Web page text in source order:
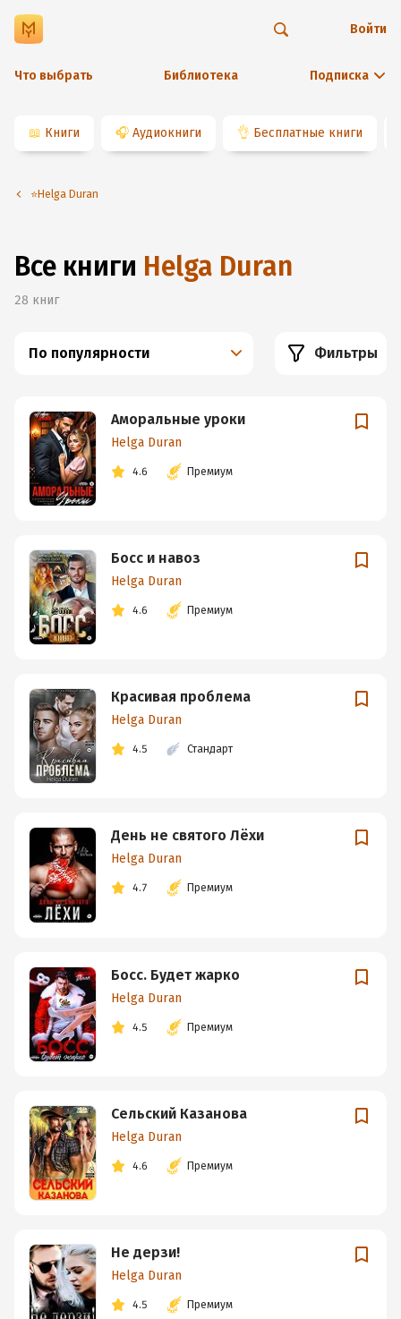
Что выбрать Библиотека Подписка
Войти
📖 Книги 🎧 Аудиокниги 👌 Бесплатные книги
⭐️Helga Duran
Все книги Helga Duran
28 книг
По популярности Фильтры
Аморальные уроки
Helga Duran
4.6 Премиум
Босс и навоз
Helga Duran
4.6 Премиум
Красивая проблема
Helga Duran
4.5 Стандарт
День не святого Лёхи
Helga Duran
4.7 Премиум
Босс. Будет жарко
Helga Duran
4.5 Премиум
Сельский Казанова
Helga Duran
4.6 Премиум
Не дерзи!
Helga Duran
4.5 Премиум